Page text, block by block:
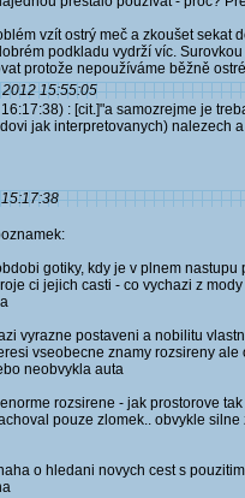
vzít ostrý meč a zkoušet sekat
podkladu vydrží víc.
protože nepoužíváme běžně
15:55:05
: [cit.]"a samozrejme je
jak interpretovanych) nalezech
gotiky, kdy je v plnem
ci jejich casti - co vychazi z
vyrazne postaveni a nobilitu
vseobecne znamy rozsireny
neobvykla auta
rozsirene - jak prostorove
pouze zlomek.. obvykle
o hledani novych cest s